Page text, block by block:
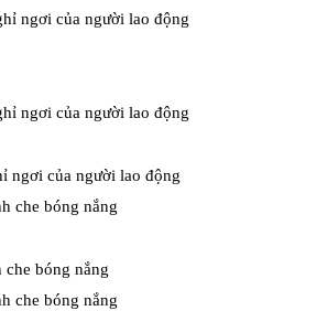
ngơi của người lao động
bóng nắng